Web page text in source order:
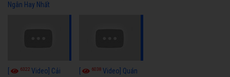
Ngân Hay Nhất
6322 Video] Cải
6038Video] Quán